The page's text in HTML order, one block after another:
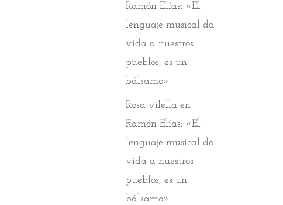
Ramón Elías: «El
lenguaje musical da
vida a nuestros
pueblos, es un
bálsamo»
Rosa vilella en
Ramón Elías: «El
lenguaje musical da
vida a nuestros
pueblos, es un
bálsamo»